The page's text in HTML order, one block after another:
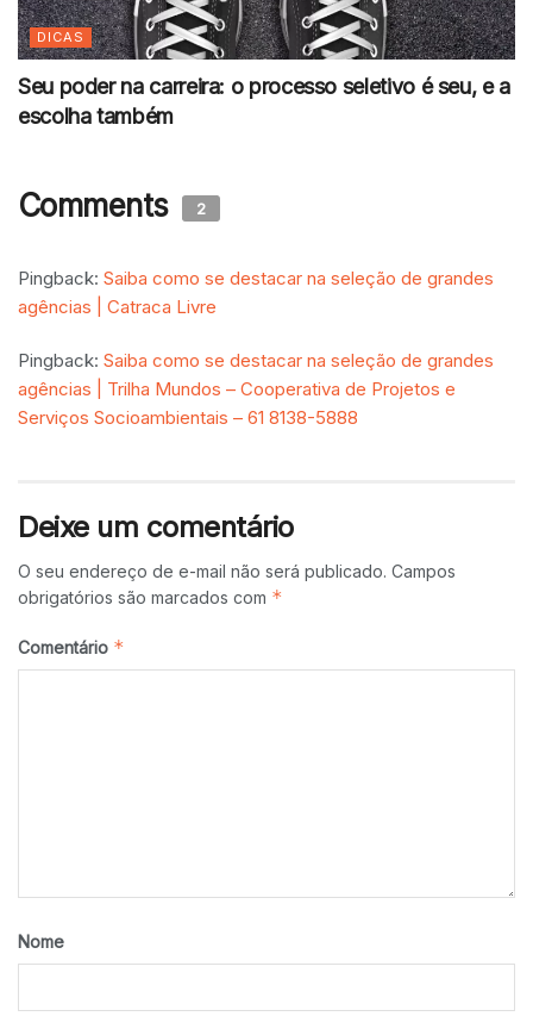
DICAS
Seu poder na carreira: o processo seletivo é seu, e a
escolha também
Comments 2
Pingback: Saiba como se destacar na seleção de grandes
agências | Catraca Livre
Pingback: Saiba como se destacar na seleção de grandes
agências | Trilha Mundos – Cooperativa de Projetos e
Serviços Socioambientais – 61 8138-5888
Deixe um comentário
O seu endereço de e-mail não será publicado. Campos
obrigatórios são marcados com *
Comentário *
Nome